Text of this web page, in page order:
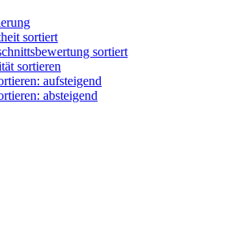
sortiert
sortiert
sortieren
aufsteigend
absteigend